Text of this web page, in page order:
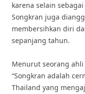
karena selain
Songkran juga
membersihkan diri
sepanjang tahun.
Menurut seorang
“Songkran adalah
Thailand yang